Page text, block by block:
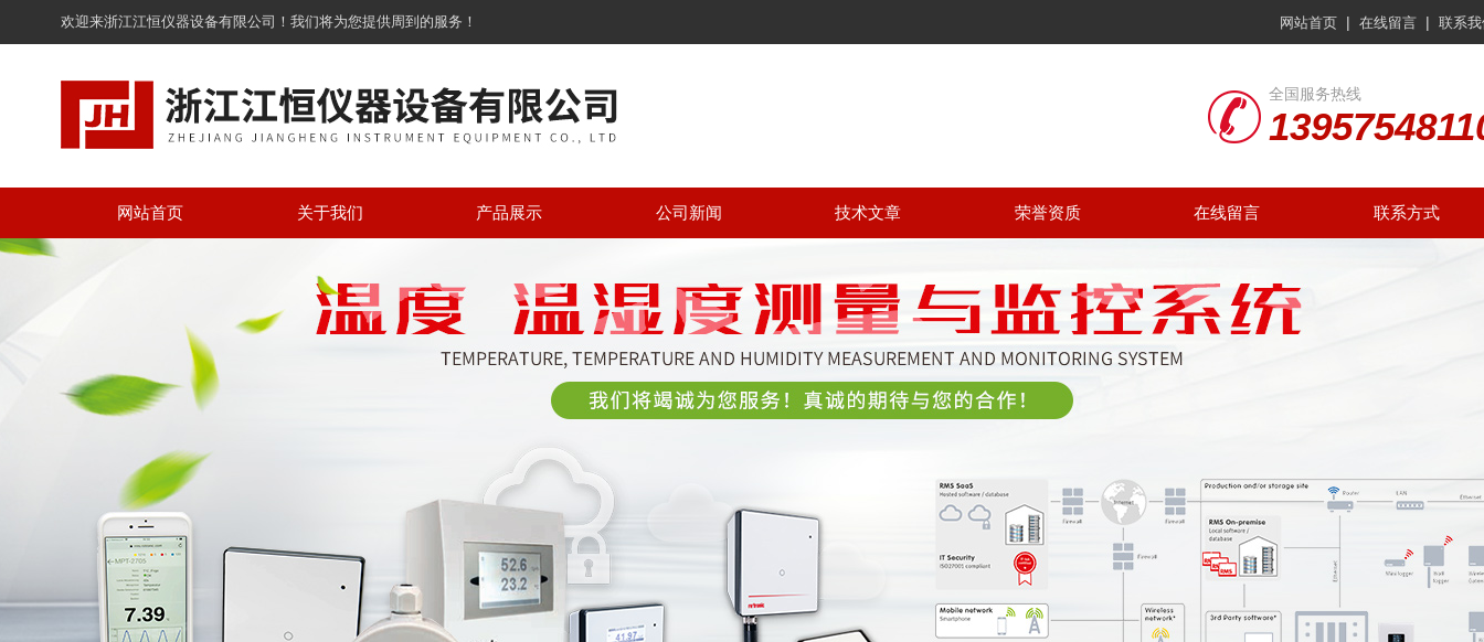
欢迎来浙江江恒仪器设备有限公司！我们将为您提供周到的服务！ 网站首页 | 在线留言 | 联系
全国服务热线
网站首页 关于我们 产品展示 公司新闻 技术文章 荣誉资质 在线留言 联系方式